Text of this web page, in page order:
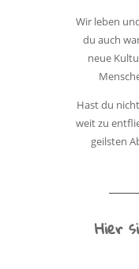
Wir leben
du auch
neue
Hast du
weit zu
geilsten
Hier